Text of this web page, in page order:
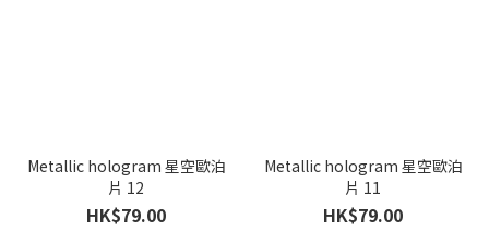
Metallic hologram 星空歐泊
片 12
HK$79.00
Metallic hologram 星空歐泊
片 11
HK$79.00